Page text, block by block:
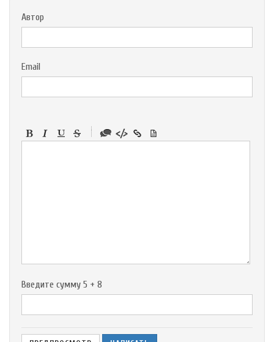
Автор
Email
-
-
Введите сумму 5 + 8